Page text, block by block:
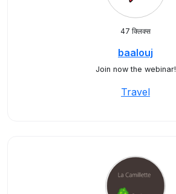
47 क्लिक्स
baalouj
Join now the webinar!
Travel